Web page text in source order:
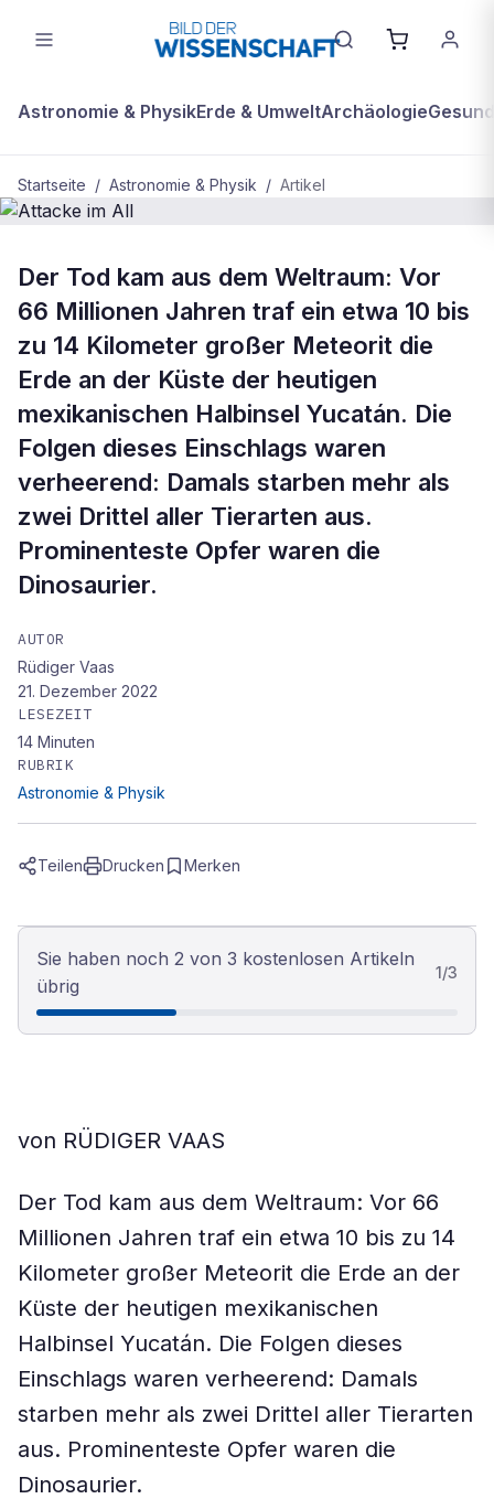
Astronomie & PhysikErde & UmweltArchäologie
Startseite / Astronomie & Physik / Artikel
ASTRONOMIE & PHYSIK
Attacke im All
Der Tod kam aus dem Weltraum: Vor
66 Millionen Jahren traf ein etwa 10 bis
zu 14 Kilometer großer Meteorit die
Erde an der Küste der heutigen
mexikanischen Halbinsel Yucatán. Die
Folgen dieses Einschlags waren
verheerend: Damals starben mehr als
zwei Drittel aller Tierarten aus.
Prominenteste Opfer waren die
Dinosaurier.
AUTOR
Rüdiger Vaas
21. Dezember 2022
LESEZEIT
14 Minuten
RUBRIK
Astronomie & Physik
Teilen Drucken Merken
Sie haben noch 2 von 3 kostenlosen Artikeln
übrig
1/3
von RÜDIGER VAAS
Der Tod kam aus dem Weltraum: Vor 66
Millionen Jahren traf ein etwa 10 bis zu 14
Kilometer großer Meteorit die Erde an der
Küste der heutigen mexikanischen
Halbinsel Yucatán. Die Folgen dieses
Einschlags waren verheerend: Damals
starben mehr als zwei Drittel aller Tierarten
aus. Prominenteste Opfer waren die
Dinosaurier.